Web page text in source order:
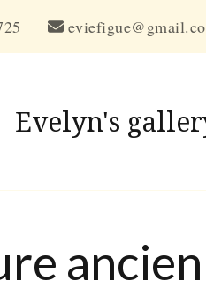
Evelyn's